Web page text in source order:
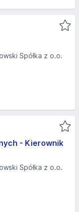
Spółka z o.o.
- Kierownik
Spółka z o.o.